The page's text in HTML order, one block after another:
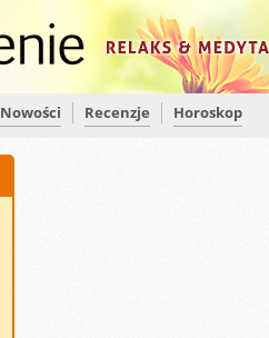
Nowości Recenzje Horoskop